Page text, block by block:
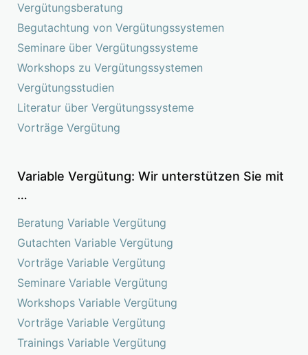
Vergütungsberatung
Begutachtung von Vergütungssystemen
Seminare über Vergütungssysteme
Workshops zu Vergütungssystemen
Vergütungsstudien
Literatur über Vergütungssysteme
Vorträge Vergütung
Variable Vergütung: Wir unterstützen Sie mit
…
Beratung Variable Vergütung
Gutachten Variable Vergütung
Vorträge Variable Vergütung
Seminare Variable Vergütung
Workshops Variable Vergütung
Vorträge Variable Vergütung
Trainings Variable Vergütung